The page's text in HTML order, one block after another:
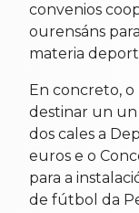
convenios
ourensáns
materia
En concreto,
destinar un un
dos cales a
euros e o
para a
de fútbol da